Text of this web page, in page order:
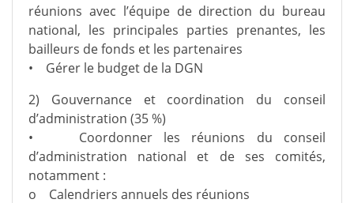
réunions avec l’équipe de direction du bureau
national, les principales parties prenantes, les
bailleurs de fonds et les partenaires
• Gérer le budget de la DGN
2) Gouvernance et coordination du conseil
d’administration (35 %)
• Coordonner les réunions du conseil
d’administration national et de ses comités,
notamment :
o Calendriers annuels des réunions